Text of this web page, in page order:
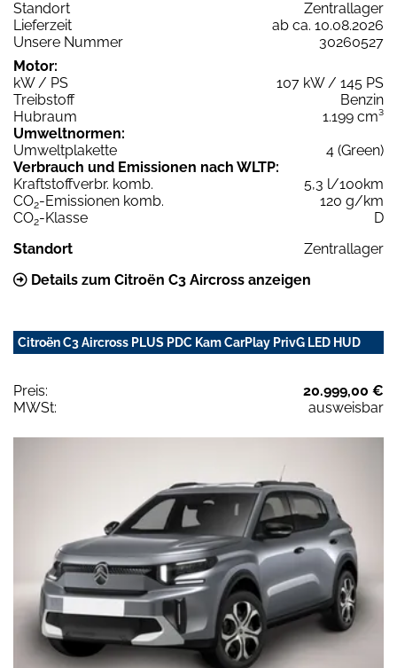
Standort
Zentrallager
Lieferzeit
ab ca. 10.08.2026
Unsere Nummer
30260527
Motor:
kW / PS
107 kW / 145 PS
Treibstoff
Benzin
Hubraum
1.199 cm³
Umweltnormen:
Umweltplakette
4 (Green)
Verbrauch und Emissionen nach WLTP:
Kraftstoffverbr. komb.
5,3 l/100km
CO2-Emissionen komb.
120 g/km
CO2-Klasse
D
Standort
Zentrallager
Details zum Citroën C3 Aircross anzeigen
Citroën C3 Aircross PLUS PDC Kam CarPlay PrivG LED HUD
Preis:
20.999,00 €
MWSt:
ausweisbar